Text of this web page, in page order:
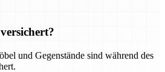
und Gegenstände sind während des